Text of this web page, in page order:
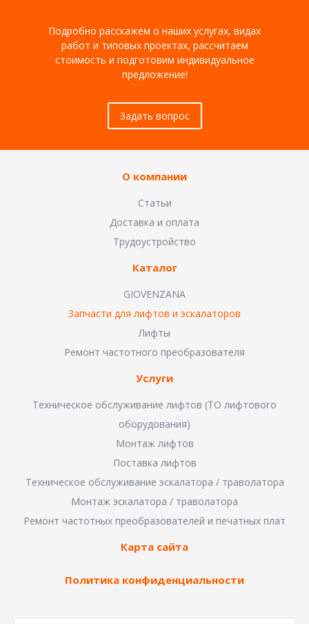
Подробно расскажем о наших услугах, видах
работ и типовых проектах, рассчитаем
стоимость и подготовим индивидуальное
предложение!
Задать вопрос
О компании
Статьи
Доставка и оплата
Трудоустройство
Каталог
GIOVENZANA
Запчасти для лифтов и эскалаторов
Лифты
Ремонт частотного преобразователя
Услуги
Техническое обслуживание лифтов (ТО лифтового
оборудования)
Монтаж лифтов
Поставка лифтов
Техническое обслуживание эскалатора / траволатора
Монтаж эскалатора / траволатора
Ремонт частотных преобразователей и печатных плат
Карта сайта
Политика конфиденциальности